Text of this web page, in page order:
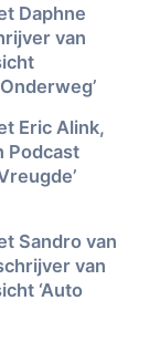
Daphne
van
Eric Alink,
Podcast
Sandro van
van
‘Auto